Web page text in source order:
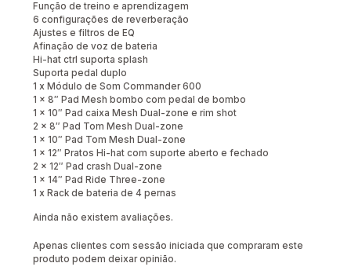
Função de treino e aprendizagem
6 configurações de reverberação
Ajustes e filtros de EQ
Afinação de voz de bateria
Hi-hat ctrl suporta splash
Suporta pedal duplo
1 x Módulo de Som Commander 600
1 x 8″ Pad Mesh bombo com pedal de bombo
1 x 10″ Pad caixa Mesh Dual-zone e rim shot
2 x 8″ Pad Tom Mesh Dual-zone
1 x 10″ Pad Tom Mesh Dual-zone
1 x 12″ Pratos Hi-hat com suporte aberto e fechado
2 x 12″ Pad crash Dual-zone
1 x 14″ Pad Ride Three-zone
1 x Rack de bateria de 4 pernas
Ainda não existem avaliações.
Apenas clientes com sessão iniciada que compraram este
produto podem deixar opinião.